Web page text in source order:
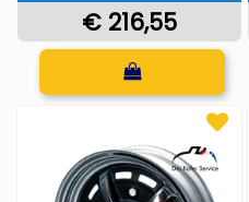
€ 216,55
Quantità